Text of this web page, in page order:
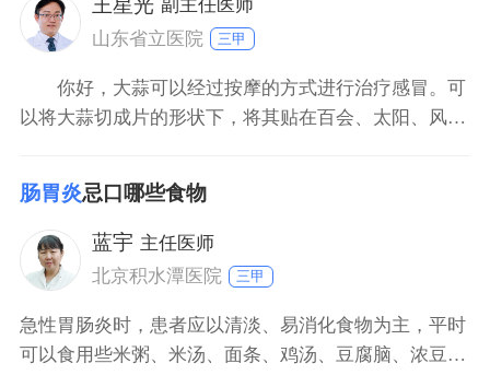
王星光 副主任医师
山东省立医院
三甲
你好，大蒜可以经过按摩的方式进行治疗感冒。可
以将大蒜切成片的形状下，将其贴在百会、太阳、风
净。也可以采用滴蒜汁的方法，将病人的两个鼻孔各滴
入1滴蒜汁，维持5分钟左右，此种方法对治疗流感的效
果极好。
肠胃炎忌口哪些食物
蓝宇 主任医师
北京积水潭医院
三甲
急性胃肠炎时，患者应以清淡、易消化食物为主，平时
可以食用些米粥、米汤、面条、鸡汤、豆腐脑、浓豆